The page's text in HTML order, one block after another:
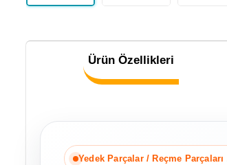
Ürün Özellikleri
Yedek Parçalar / Reçme Parçaları